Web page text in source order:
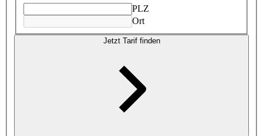
PLZ
Ort
Jetzt Tarif finden